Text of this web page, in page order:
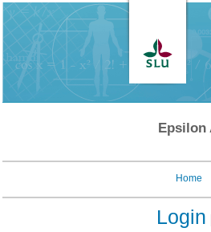
Epsilon
Home
Login